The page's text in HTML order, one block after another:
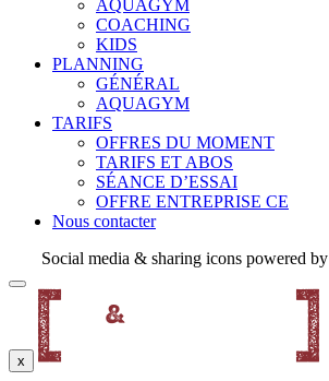
AQUAGYM
COACHING
KIDS
PLANNING
GÉNÉRAL
AQUAGYM
TARIFS
OFFRES DU MOMENT
TARIFS ET ABOS
SÉANCE D’ESSAI
OFFRE ENTREPRISE CE
Nous contacter
Social media & sharing icons powered by
x